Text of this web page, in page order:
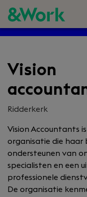
Vision
Ridderkerk
Vision Accountants
organisatie die
ondersteunen van
specialisten en een
professionele
De organisatie